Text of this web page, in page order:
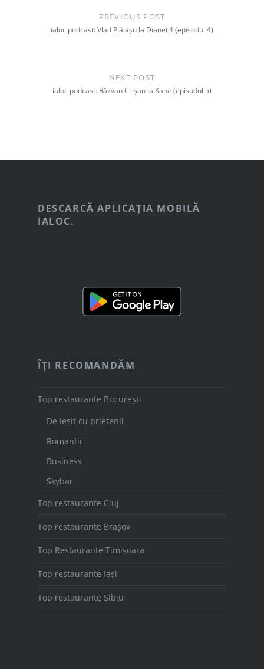
PREVIOUS POST
ialoc podcast: Vlad Plăiașu la Dianei 4 (episodul 4)
NEXT POST
ialoc podcast: Răzvan Crișan la Kane (episodul 5)
DESCARCĂ APLICAȚIA MOBILĂ
IALOC.
ÎȚI RECOMANDĂM
Top restaurante București
De ieșit cu prietenii
Romantic
Business
Skybar
Top restaurante Cluj
Top restaurante Brașov
Top Restaurante Timișoara
Top restaurante Iași
Top restaurante Sibiu